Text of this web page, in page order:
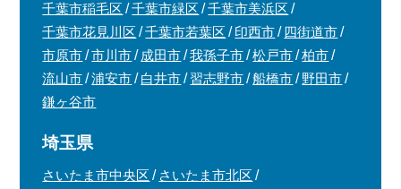
千葉市稲毛区
千葉市緑区
千葉市美浜区
千葉市花見川区
千葉市若葉区 印西市
四街道市
市原市
市川市 成田市 我孫子市 松戸市
柏市
流山市
浦安市 白井市 習志野市 船橋市
野田市
鎌ヶ谷市
埼玉県
さいたま市中央区
さいたま市北区